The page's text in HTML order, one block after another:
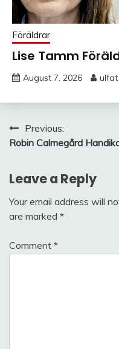
Föräldrar
Lise Tamm
August 7, 2026 ulfat
Post
navigation
Previous:
Robin Calmegård
Leave a Reply
Your email address will
are marked *
Comment *